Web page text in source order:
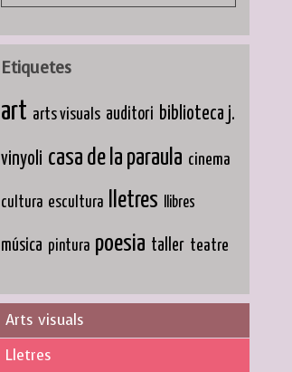
Etiquetes
art arts visuals auditori biblioteca j.
vinyoli casa de la paraula cinema
cultura escultura lletres llibres
música pintura poesia taller teatre
Arts visuals
Lletres